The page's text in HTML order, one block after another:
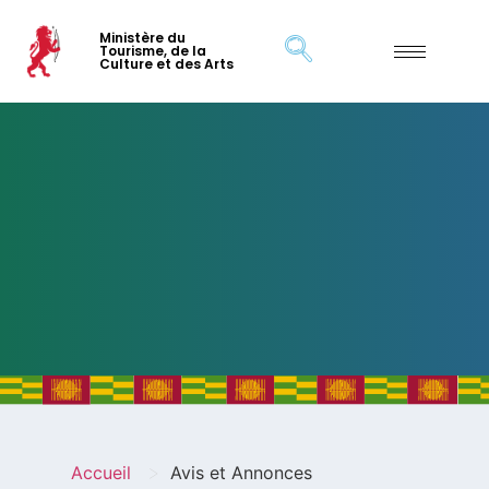
Ministère du
Tourisme, de la
Culture et des Arts
Accueil Avis et Annonces